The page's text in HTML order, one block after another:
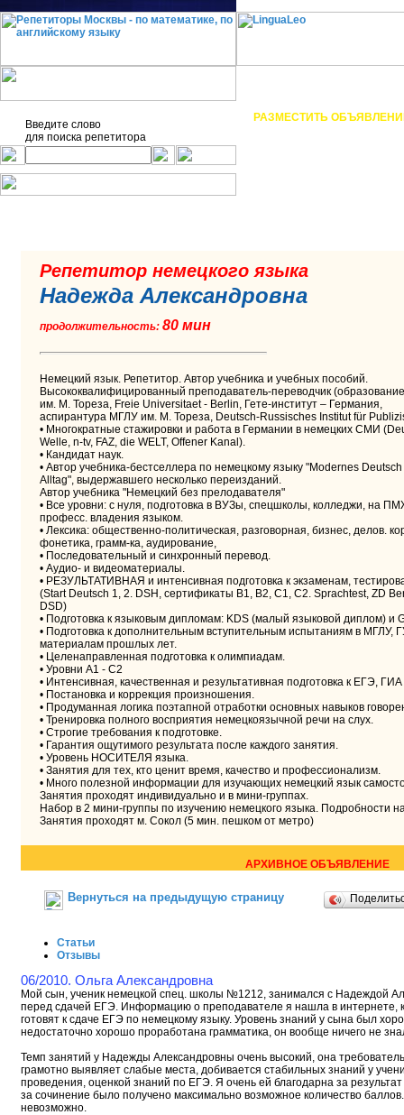
Введите слово
для поиска репетитора
РАЗМЕСТИТЬ
Репетитор немецкого языка
Надежда Александровна
продолжительность: 80 мин
Немецкий язык. Репетитор. Автор учебника и учебных пособий.
Высококвалифицированный преподаватель-переводчик
им. М. Тореза, Freie Universitaet - Berlin, Гете-институт – Германия,
аспирантура МГЛУ им. М. Тореза, Deutsch-Russisches Institut für
• Многократные стажировки и работа в Германии в немецких СМИ
Welle, n-tv, FAZ, die WELT, Offener Kanal).
• Кандидат наук.
• Автор учебника-бестселлера по немецкому языку "Modernes
Alltag", выдержавшего несколько переизданий.
Автор учебника "Немецкий без прелодавателя"
• Все уровни: с нуля, подготовка в ВУЗы, спецшколы, колледжи, на
професс. владения языком.
• Лексика: общественно-политическая, разговорная, бизнес, делов.
фонетика, грамм-ка, аудирование,
• Последовательный и синхронный перевод.
• Аудио- и видеоматериалы.
• РЕЗУЛЬТАТИВНАЯ и интенсивная подготовка к экзаменам,
(Start Deutsch 1, 2. DSH, сертификаты B1, B2, C1, C2. Sprachtest, ZD
DSD)
• Подготовка к языковым дипломам: KDS (малый языковой диплом) и
• Подготовка к дополнительным вступительным испытаниям в
материалам прошлых лет.
• Целенаправленная подготовка к олимпиадам.
• Уровни A1 - C2
• Интенсивная, качественная и результативная подготовка к ЕГЭ,
• Постановка и коррекция произношения.
• Продуманная логика поэтапной отработки основных навыков
• Тренировка полного восприятия немецкоязычной речи на слух.
• Строгие требования к подготовке.
• Гарантия ощутимого результата после каждого занятия.
• Уровень НОСИТЕЛЯ языка.
• Занятия для тех, кто ценит время, качество и профессионализм.
• Много полезной информации для изучающих немецкий язык
Занятия проходят индивидуально и в мини-группах.
Набор в 2 мини-группы по изучению немецкого языка. Подробности
Занятия проходят м. Сокол (5 мин. пешком от метро)
АРХИВНОЕ ОБЪЯВЛЕНИЕ
Вернуться на предыдущую страницу
Статьи
Отзывы
06/2010. Ольга Александровна
Мой сын, ученик немецкой спец. школы №1212, занимался с Надеждой
перед сдачей ЕГЭ. Информацию о преподавателе я нашла в интернете,
готовят к сдаче ЕГЭ по немецкому языку. Уровень знаний у сына был
недостаточно хорошо проработана грамматика, он вообще ничего не
Темп занятий у Надежды Александровны очень высокий, она
грамотно выявляет слабые места, добивается стабильных знаний у
проведения, оценкой знаний по ЕГЭ. Я очень ей благодарна за
за сочинение было получено максимально возможное количество
невозможно.